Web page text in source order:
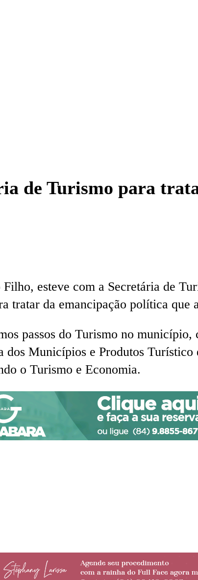
de Turismo para
esteve com a Secretária de
tratar da emancipação política que
passos do Turismo no
dos Municípios e Produtos
o Turismo e Economia.